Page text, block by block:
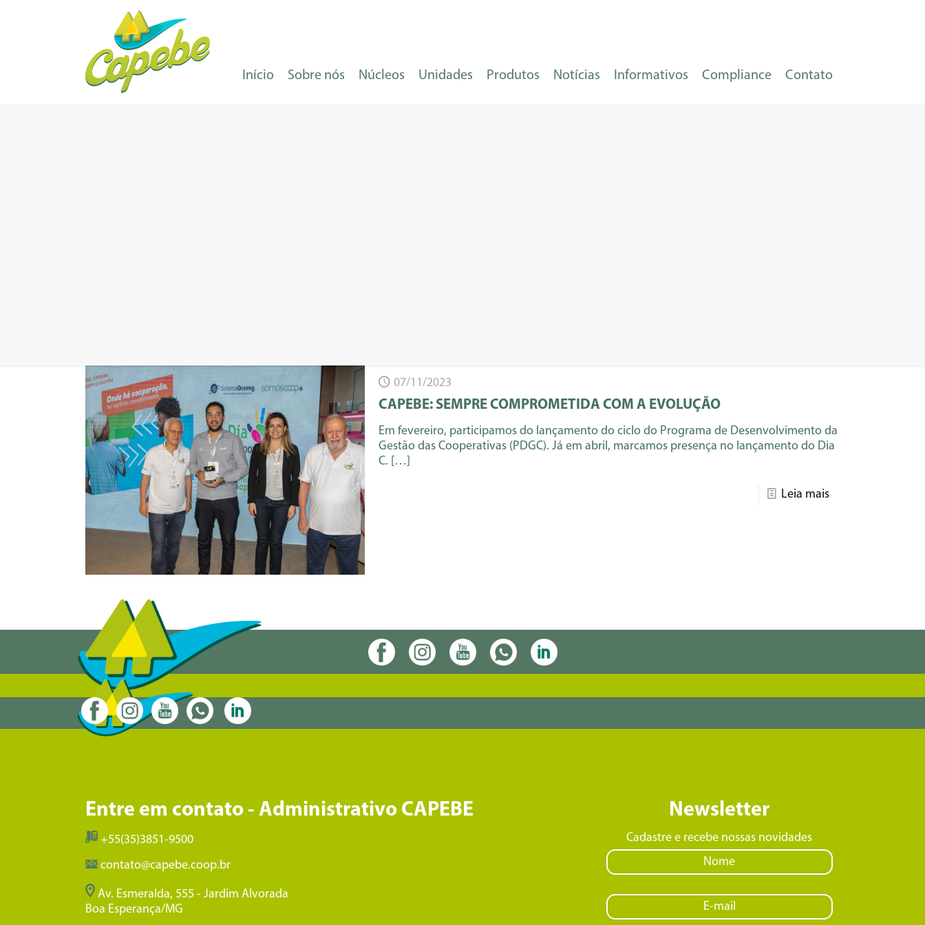
Início Sobre nós Núcleos Unidades Produtos Notícias Informativos Compliance Contato
07/11/2023
CAPEBE: SEMPRE COMPROMETIDA COM A EVOLUÇÃO
Em fevereiro, participamos do lançamento do ciclo do Programa de Desenvolvimento da
Gestão das Cooperativas (PDGC). Já em abril, marcamos presença no lançamento do Dia
C. […]
Leia mais
Entre em contato - Administrativo CAPEBE
+55(35)3851-9500
contato@capebe.coop.br
Av. Esmeralda, 555 - Jardim Alvorada
Boa Esperança/MG
Newsletter
Cadastre e recebe nossas novidades